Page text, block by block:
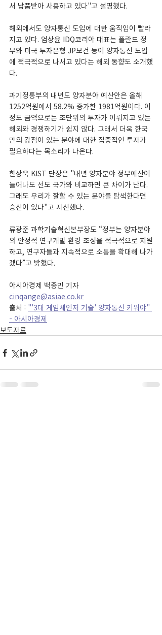
서 납품받아 사용하고 있다"고 설명했다.
해외에서도 양자통신 도입에 대한 움직임이 빨라
지고 있다. 엄상윤 IDQ코리아 대표는 폴란드 정
부와 미국 투자은행 JP모건 등이 양자통신 도입
에 적극적으로 나서고 있다는 해외 동향도 소개했
다.
과기정통부의 내년도 양자분야 예산안은 올해
1252억원에서 58.2% 증가한 1981억원이다. 이
정도 금액으로는 조단위의 투자가 이뤄지고 있는
해외와 경쟁하기가 쉽지 않다. 그래서 더욱 한국
만의 강점이 있는 분야에 대한 집중적인 투자가
필요하다는 목소리가 나온다.
한상욱 KIST 단장은 "내년 양자분야 정부예산이
늘어나도 선도 국가와 비교하면 큰 차이가 난다.
그래도 우리가 잘할 수 있는 분야를 탐색한다면
승산이 있다"고 자신했다.
류광준 과학기술혁신본부장도 “정부는 양자분야
의 안정적 연구개발 환경 조성을 적극적으로 지원
하고, 연구자들과 지속적으로 소통을 확대해 나가
겠다”고 밝혔다.
아시아경제 백종민 기자
cinqange@asiae.co.kr
출처 : "'3대 게임체인저 기술' 양자통신 키워야"
- 아시아경제
보도자료